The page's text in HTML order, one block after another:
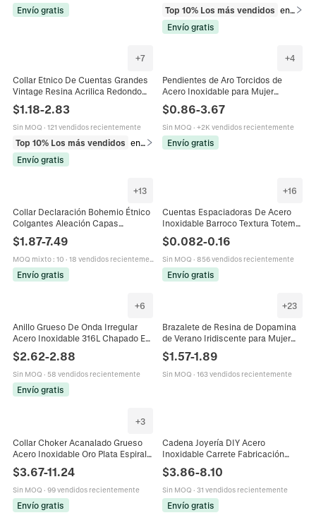
Envío gratis Top 10% Los más vendidos
en Pulseras
Envío gratis
+7
Collar Etnico De Cuentas Grandes
Vintage Resina Acrilica Redondo
Estilo Bohemio Mujer Joyeria
$1.18-2.83
Sin MOQ · 121 vendidos recientemente
Top 10% Los más vendidos
en Collares
Envío gratis
+4
Pendientes de Aro Torcidos de
Acero Inoxidable para Mujer
Minimalista Vintage Cuerda
Pendientes de Aro Gruesos
$0.86-3.67
Sin MOQ · +2K vendidos recientemente
Envío gratis
+13
Collar Declaración Bohemio Étnico
Colgantes Aleación Capas
Múltiples Perlas Artificiales
Imitación Joyería Retro Accesorio
Para Mujer
$1.87-7.49
MOQ mixto: 10 · 18 vendidos recientemente
Envío gratis
+16
Cuentas Espaciadoras De Acero
Inoxidable Barroco Textura Totem
Cuentas Macizas Irregulares
Joyería DIY Impermeable
$0.082-0.16
Sin MOQ · 856 vendidos recientemente
Envío gratis
+6
Anillo Grueso De Onda Irregular
Acero Inoxidable 316L Chapado En
Oro 18K Diseño Fluido Joyería
Minimalista Mujer
$2.62-2.88
Sin MOQ · 58 vendidos recientemente
Envío gratis
+23
Brazalete de Resina de Dopamina
de Verano Iridiscente para Mujer
Vintage Y2K Spice Girl Grueso
Transparente Colorido Joyería de
Moda
$1.57-1.89
Sin MOQ · 163 vendidos recientemente
+3
Collar Choker Acanalado Grueso
Acero Inoxidable Oro Plata Espiral
Joyería De Moda Para Mujeres
$3.67-11.24
Sin MOQ · 99 vendidos recientemente
Envío gratis
Cadena Joyería DIY Acero
Inoxidable Carrete Fabricación
Hop Gruesa Pulido Artesanía
$3.86-8.10
Sin MOQ · 31 vendidos recientemente
Envío gratis